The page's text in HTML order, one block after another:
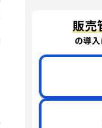
販売
の導入